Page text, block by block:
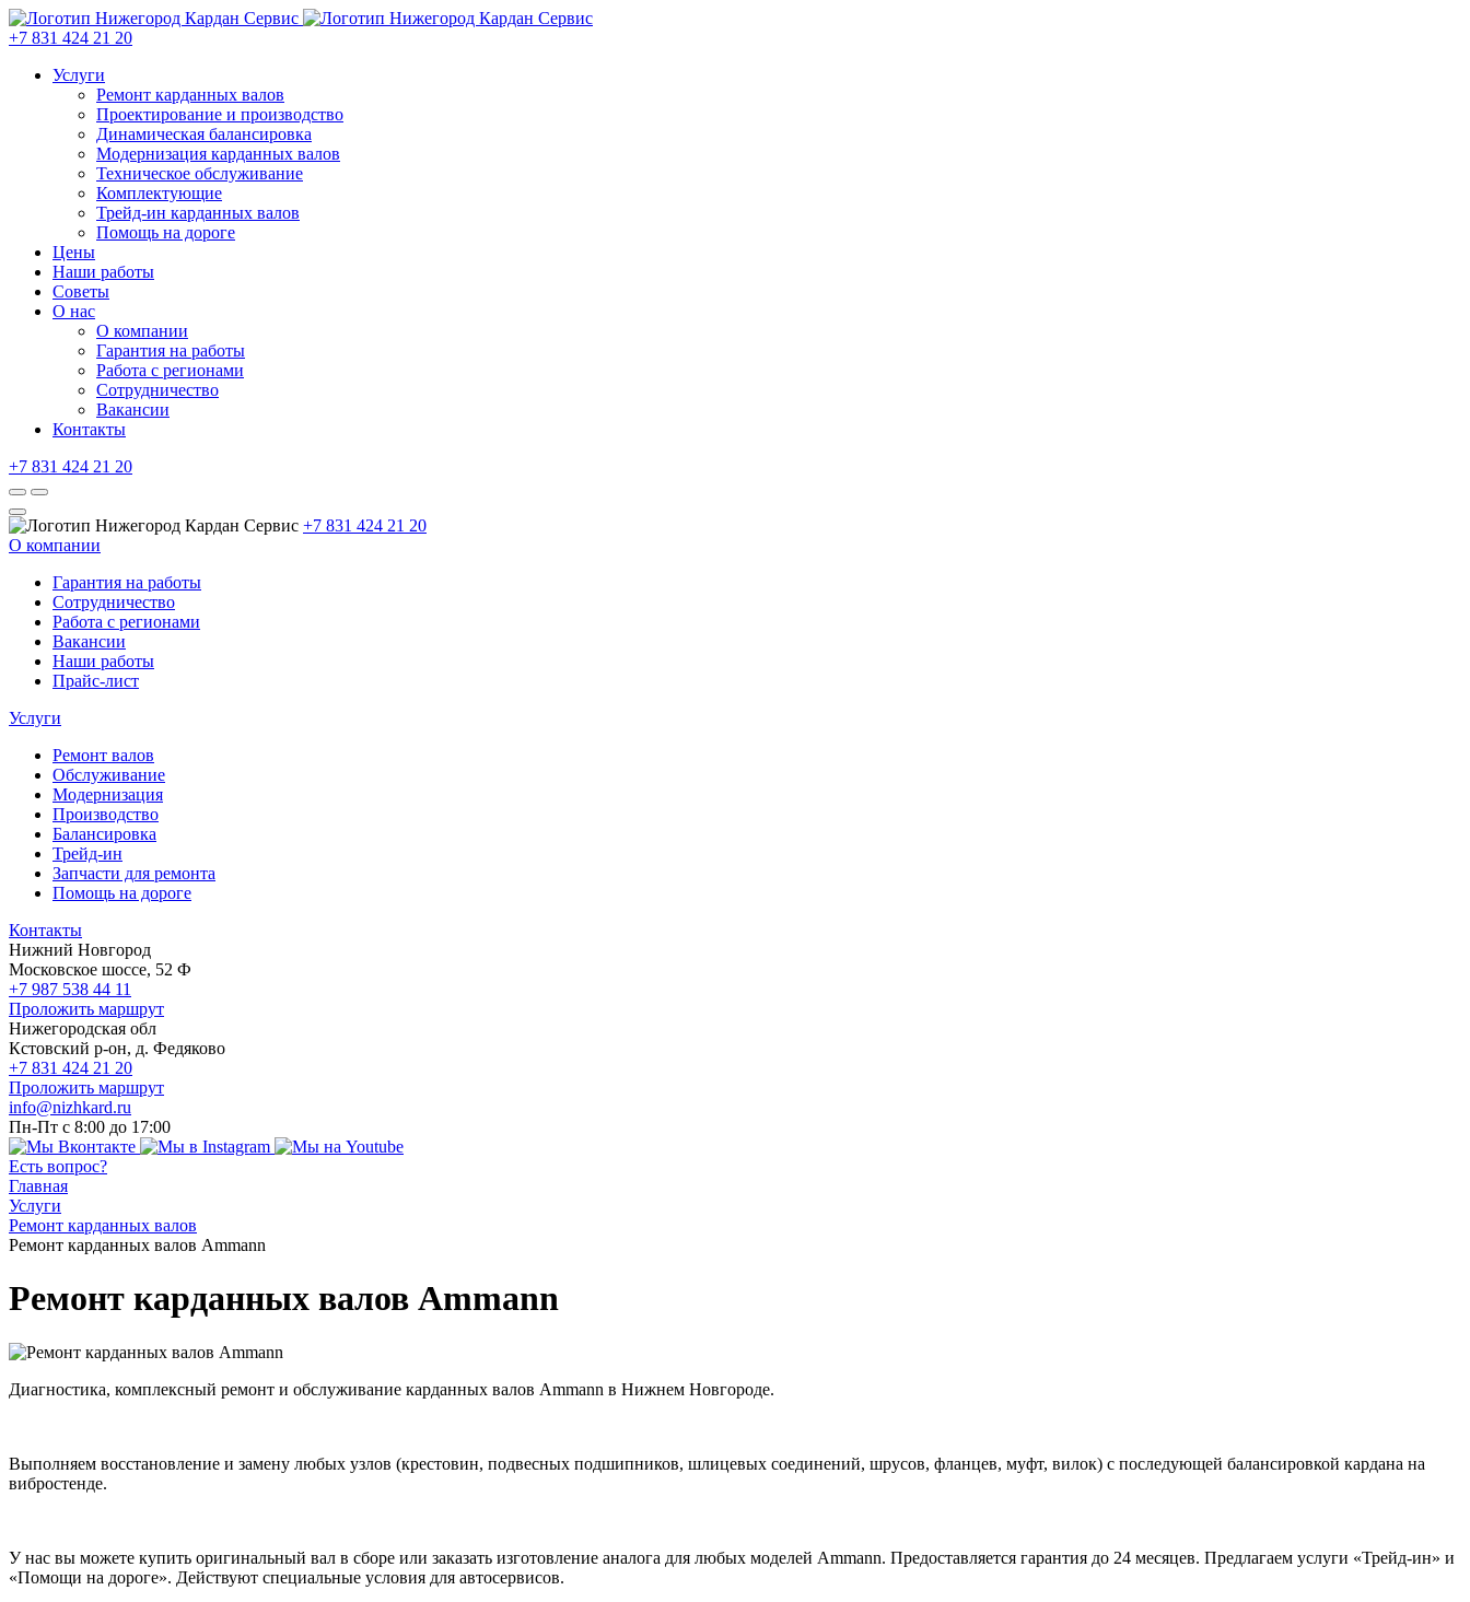
+7 831 424 21 20
Услуги
Ремонт карданных валов
Проектирование и производство
Динамическая балансировка
Модернизация карданных валов
Техническое обслуживание
Комплектующие
Трейд-ин карданных валов
Помощь на дороге
Цены
Наши работы
Советы
О нас
О компании
Гарантия на работы
Работа с регионами
Сотрудничество
Вакансии
Контакты
+7 831 424 21 20
+7 831 424 21 20
О компании
Гарантия на работы
Сотрудничество
Работа с регионами
Вакансии
Наши работы
Прайс-лист
Услуги
Ремонт валов
Обслуживание
Модернизация
Производство
Балансировка
Трейд-ин
Запчасти для ремонта
Помощь на дороге
Контакты
Нижний Новгород
Московское шоссе, 52 Ф
+7 987 538 44 11
Проложить маршрут
Нижегородская обл
Кстовский р-он, д. Федяково
+7 831 424 21 20
Проложить маршрут
info@nizhkard.ru
Пн-Пт с 8:00 до 17:00
Есть вопрос?
Главная
Услуги
Ремонт карданных валов
Ремонт карданных валов Ammann
Ремонт карданных валов Ammann
Диагностика, комплексный ремонт и обслуживание карданных валов Ammann в Нижнем Новгороде.
Выполняем восстановление и замену любых узлов (крестовин, подвесных подшипников, шлицевых соединений, шрусов, фланцев, муфт, вилок) с последующей балансировкой кардана на
вибростенде.
У нас вы можете купить оригинальный вал в сборе или заказать изготовление аналога для любых моделей Ammann. Предоставляется гарантия до 24 месяцев. Предлагаем услуги «Трейд-ин» и
«Помощи на дороге». Действуют специальные условия для автосервисов.